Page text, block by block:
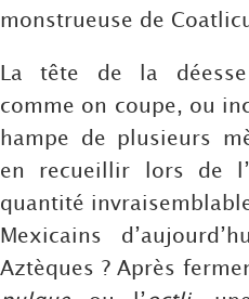
monstrueuse de
La tête de la
comme on coupe, ou
hampe de plusieurs
en recueillir lors de
quantité
Mexicains
Aztèques ? Après